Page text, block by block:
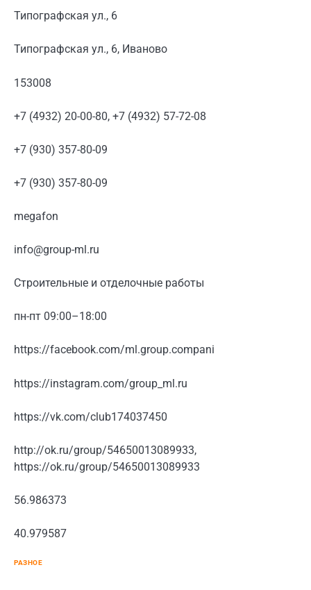
Типографская ул., 6
Типографская ул., 6, Иваново
153008
+7 (4932) 20-00-80, +7 (4932) 57-72-08
+7 (930) 357-80-09
+7 (930) 357-80-09
megafon
info@group-ml.ru
Строительные и отделочные работы
пн-пт 09:00–18:00
https://facebook.com/ml.group.compani
https://instagram.com/group_ml.ru
https://vk.com/club174037450
http://ok.ru/group/54650013089933,
https://ok.ru/group/54650013089933
56.986373
40.979587
РАЗНОЕ